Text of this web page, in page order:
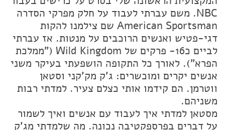
NBC. משם עברתי לעבוד על חלק מפרקי הסדרה
American Sportsman שם צילמנו להקות
דגי-פטיש ואנשים הרוכבים על מנטות. אז עברתי
לביים כ16- פרקים של Wild Kingdom ("ממלכת
הפרא"). לאורך כל התקופה הושפעתי בעיקר משני
אנשים יקרים ומוכשרים: ג'ק מק'קני וסטאן
ווטרמן. הם קידמו אותי כצלם צעיר. למדתי רבות
משניהם.
מסטאן למדתי איך לעבוד עם אנשים ואיך לשמור
על דברים בפרספקטיבה נכונה. מה שלמדתי מג'ק